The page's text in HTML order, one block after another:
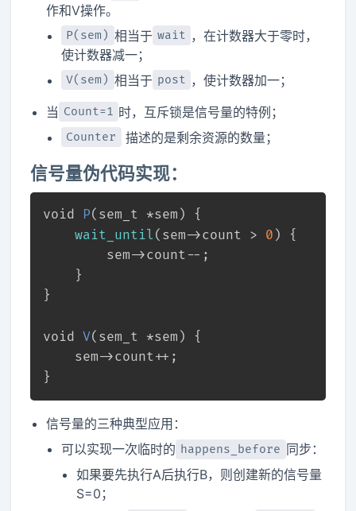
作和V操作。
P(sem) 相当于 wait ，在计数器大于零时，
使计数器减一；
V(sem) 相当于 post ，使计数器加一；
当 Count=1 时，互斥锁是信号量的特例；
Counter 描述的是剩余资源的数量；
信号量伪代码实现：
void P( sem_t *sem)
{
wait_until (sem->count > 0 ) {
        sem->count--;
    }
}
void V( sem_t *sem)
{
    sem->count++;
}
信号量的三种典型应用：
可以实现一次临时的 happens_before 同步：
如果要先执行A后执行B，则创建新的信号量
S=0；